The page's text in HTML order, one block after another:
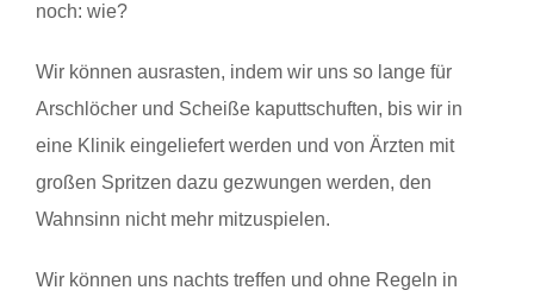
noch: wie?
Wir können ausrasten, indem wir uns so lange für
Arschlöcher und Scheiße kaputtschuften, bis wir in
eine Klinik eingeliefert werden und von Ärzten mit
großen Spritzen dazu gezwungen werden, den
Wahnsinn nicht mehr mitzuspielen.
Wir können uns nachts treffen und ohne Regeln in